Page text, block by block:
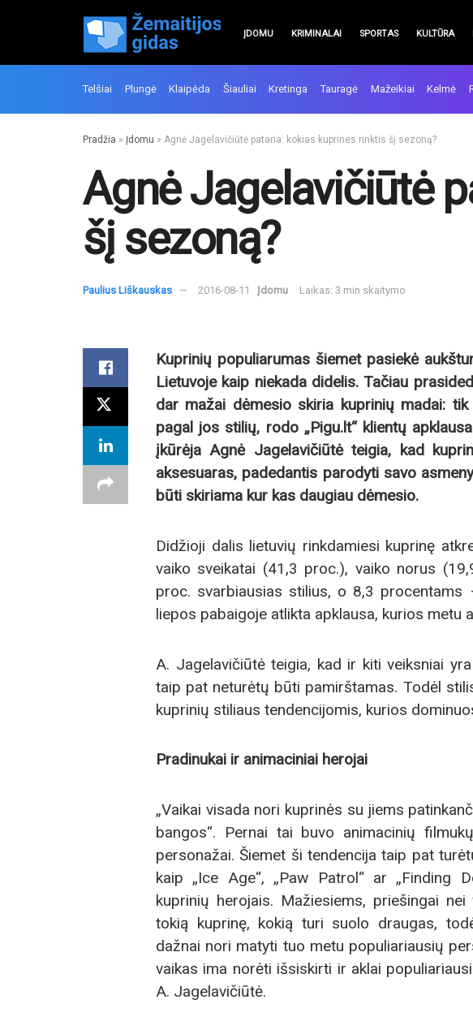
ĮDOMU KRIMINALAI SPORTAS KULTŪRA
Telšiai Plungė Klaipėda Šiauliai Kretinga Tauragė Mažeikiai Kelmė
Pradžia » Įdomu » Agnė Jagelavičiūtė pataria: kokias kuprines rinktis šį sezoną?
Agnė Jagelavičiūtė
šį sezoną?
Paulius Liškauskas 2016-08-11 Įdomu Laikas: 3 min skaitymo
Kuprinių populiarumas šiemet pasiekė
Lietuvoje kaip niekada didelis. Tačiau
dar mažai dėmesio skiria kuprinių madai:
pagal jos stilių, rodo „Pigu.lt“ klientų
įkūrėja Agnė Jagelavičiūtė teigia, kad
aksesuaras, padedantis parodyti savo
būti skiriama kur kas daugiau dėmesio.
Didžioji dalis lietuvių rinkdamiesi kuprinę
vaiko sveikatai (41,3 proc.), vaiko norus
proc. svarbiausias stilius, o 8,3 procentams
liepos pabaigoje atlikta apklausa, kurios metu
A. Jagelavičiūtė teigia, kad ir kiti veiksniai
taip pat neturėtų būti pamirštamas. Todėl
kuprinių stiliaus tendencijomis, kurios
Pradinukai ir animaciniai herojai
„Vaikai visada nori kuprinės su jiems
bangos“. Pernai tai buvo animacinių filmukų
personažai. Šiemet ši tendencija taip pat
kaip „Ice Age“, „Paw Patrol“ ar „Finding
kuprinių herojais. Mažiesiems, priešingai
tokią kuprinę, kokią turi suolo draugas,
dažnai nori matyti tuo metu populiariausių
vaikas ima norėti išsiskirti ir aklai
A. Jagelavičiūtė.